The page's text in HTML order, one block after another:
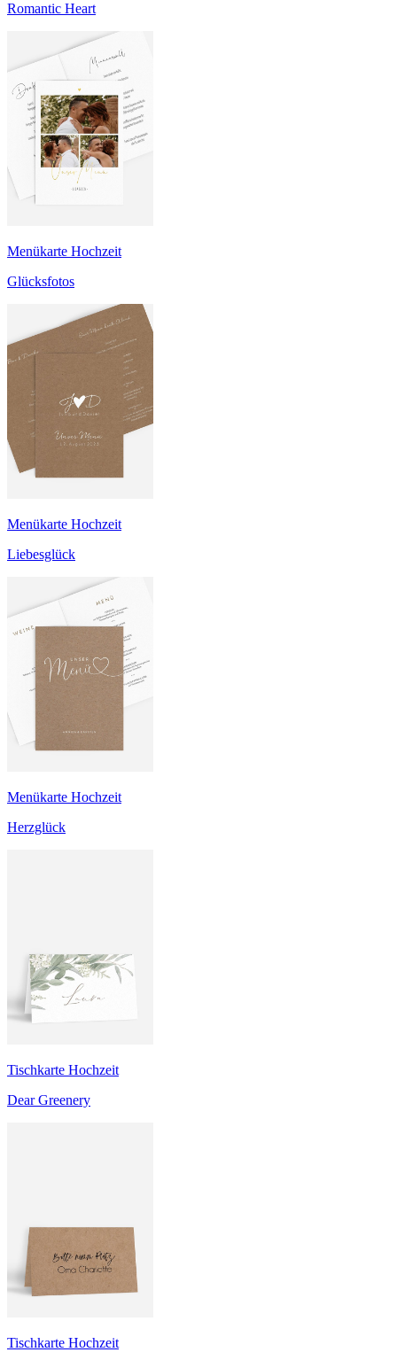
Romantic Heart
Menükarte Hochzeit
Glücksfotos
Menükarte Hochzeit
Liebesglück
Menükarte Hochzeit
Herzglück
Tischkarte Hochzeit
Dear Greenery
Tischkarte Hochzeit